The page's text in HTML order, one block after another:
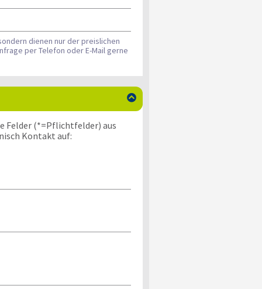
dienen nur der preislichen
per Telefon oder E-Mail gerne

Felder (*=Pflichtfelder) aus
Kontakt auf: